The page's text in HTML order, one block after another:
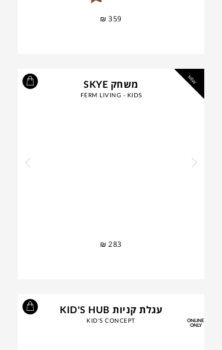
₪ 359
NEW משחק SKYE
FERM LIVING - KIDS
₪ 283
ONLINE
ONLY
עגלת קניות KID'S HUB
KID'S CONCEPT